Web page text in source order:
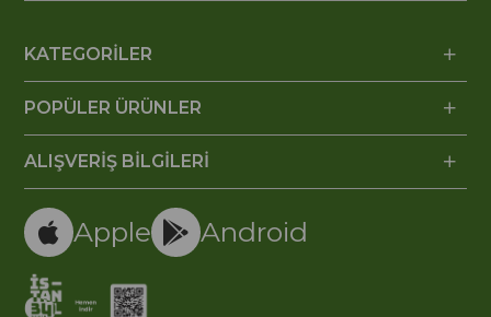
KATEGORİLER
POPÜLER ÜRÜNLER
ALIŞVERİŞ BİLGİLERİ
Apple Android